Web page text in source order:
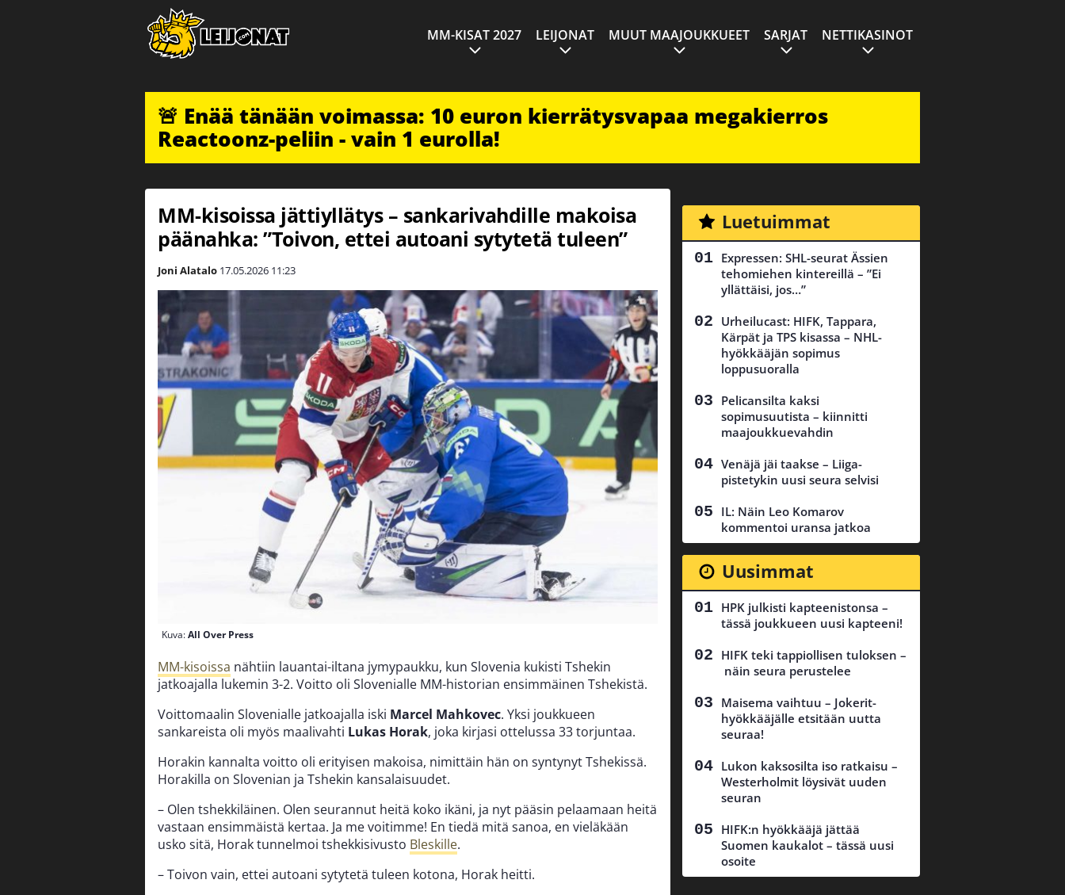
MM-KISAT 2027 LEIJONAT MUUT MAAJOUKKUEET SARJAT NETTIKASINOT
🚨 Enää tänään voimassa: 10 euron kierrätysvapaa megakierros
Reactoonz-peliin - vain 1 eurolla!
MM-kisoissa jättiyllätys – sankarivahdille makoisa
päänahka: ”Toivon, ettei autoani sytytetä tuleen”
Joni Alatalo 17.05.2026 11:23
Kuva:All Over Press
MM-kisoissa nähtiin lauantai-iltana jymypaukku, kun Slovenia kukisti Tshekin
jatkoajalla lukemin 3-2. Voitto oli Slovenialle MM-historian ensimmäinen Tshekistä.
Voittomaalin Slovenialle jatkoajalla iski Marcel Mahkovec. Yksi joukkueen
sankareista oli myös maalivahti Lukas Horak, joka kirjasi ottelussa 33 torjuntaa.
Horakin kannalta voitto oli erityisen makoisa, nimittäin hän on syntynyt Tshekissä.
Horakilla on Slovenian ja Tshekin kansalaisuudet.
– Olen tshekkiläinen. Olen seurannut heitä koko ikäni, ja nyt pääsin pelaamaan heitä
vastaan ensimmäistä kertaa. Ja me voitimme! En tiedä mitä sanoa, en vieläkään
usko sitä, Horak tunnelmoi tshekkisivusto Bleskille.
– Toivon vain, ettei autoani sytytetä tuleen kotona, Horak heitti.
Luetuimmat
Expressen: SHL-seurat Ässien
tehomiehen kintereillä – ”Ei
yllättäisi, jos…”
Urheilucast: HIFK, Tappara,
Kärpät ja TPS kisassa – NHL-
hyökkääjän sopimus
loppusuoralla
Pelicansilta kaksi
sopimusuutista – kiinnitti
maajoukkuevahdin
Venäjä jäi taakse – Liiga-
pistetykin uusi seura selvisi
IL: Näin Leo Komarov
kommentoi uransa jatkoa
Uusimmat
HPK julkisti kapteenistonsa –
tässä joukkueen uusi kapteeni!
HIFK teki tappiollisen tuloksen –
näin seura perustelee
Maisema vaihtuu – Jokerit-
hyökkääjälle etsitään uutta
seuraa!
Lukon kaksosilta iso ratkaisu –
Westerholmit löysivät uuden
seuran
HIFK:n hyökkääjä jättää
Suomen kaukalot – tässä uusi
osoite